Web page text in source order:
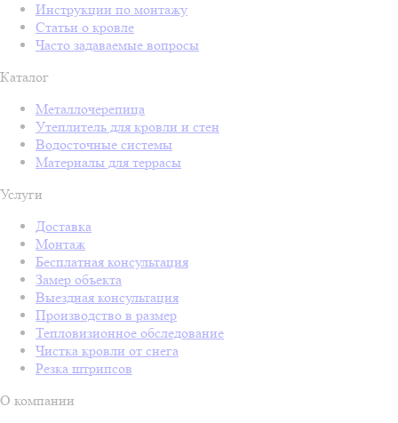
Инструкции по монтажу
Статьи о кровле
Часто задаваемые вопросы
Каталог
Металлочерепица
Утеплитель для кровли и стен
Водосточные системы
Материалы для террасы
Услуги
Доставка
Монтаж
Бесплатная консультация
Замер объекта
Выездная консультация
Производство в размер
Тепловизионное обследование
Чистка кровли от снега
Резка штрипсов
О компании